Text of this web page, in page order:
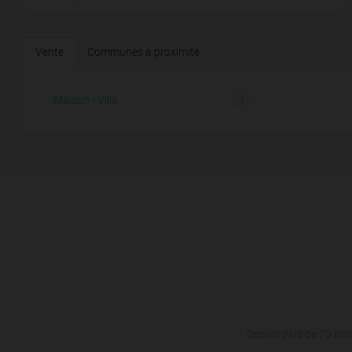
Vente Communes à proximité
Maison - Villa